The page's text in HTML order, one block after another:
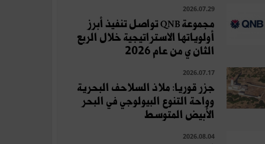
2026.07.29
مجموعة QNB تواصل تنفيذ أبرز
أولوياتها الاستراتيجية خلال الربع
الثان ي من عام 2026
2026.07.17
جزر قوريا: ملاذ السلاحف البحرية
وواحة التنوع البيولوجي في البحر
الأبيض المتوسط
2026.08.04